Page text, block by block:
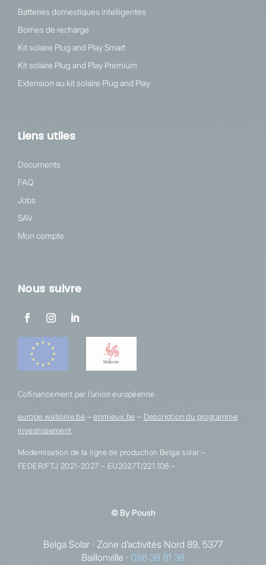
Batteries domestiques intelligentes
Bornes de recharge
Kit solaire Plug and Play Smart
Kit solaire Plug and Play Premium
Extension au kit solaire Plug and Play
Liens utiles
Documents
FAQ
Jobs
SAV
Mon compte
Nous suivre
Cofinancement par l’union européenne
europe.wallonie.be –enmieux.be – Description du programme
investissement
Modernisation de la ligne de production Belga solar –
FEDER/FTJ 2021-2027 – EU2027T/221.106 –
© By Poush
Belga Solar · Zone d’activités Nord 89, 5377
Baillonville · 086 38 81 38